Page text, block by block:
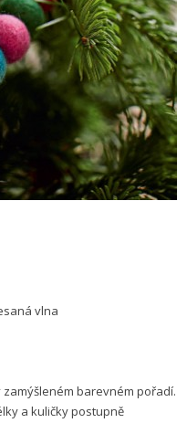
vlna
barevném pořadí.
a kuličky postupně